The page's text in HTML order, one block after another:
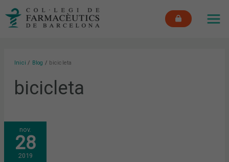
Inici Blog bicicleta
bicicleta
nov.
28
2019
HIPERTENSIÓ:
LA
IMPORTÀNCIA
DE
L’EXERCICI
FÍSIC